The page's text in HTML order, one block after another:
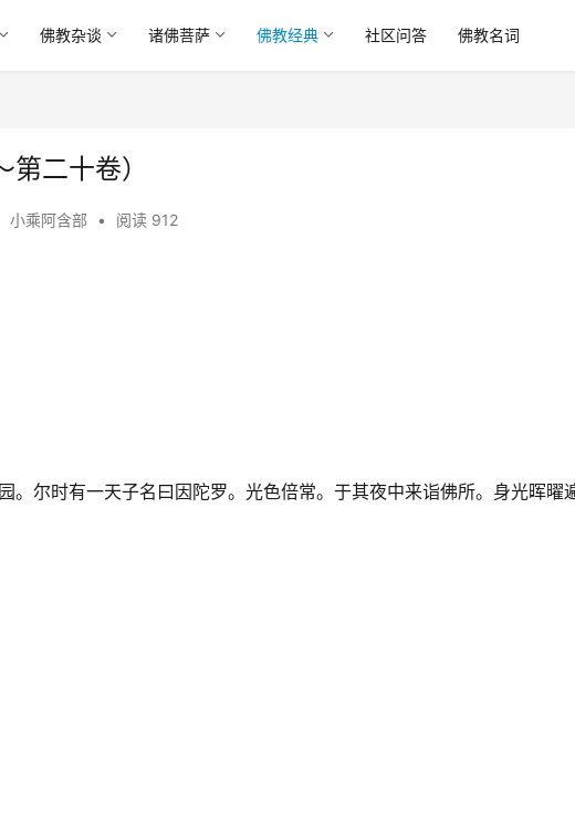
佛教杂谈 诸佛菩萨 佛教经典 社区问答 佛教名词
二十卷）
小乘阿含部 • 阅读 912
。尔时有一天子名曰因陀罗。光色倍常。于其夜中来诣佛所。身光晖